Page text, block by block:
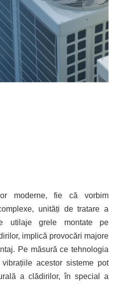
moderne, fie că vorbim
unități de tratare a
utilaje grele montate pe
implică provocări majore
Pe măsură ce tehnologia
acestor sisteme pot
a clădirilor, în special a